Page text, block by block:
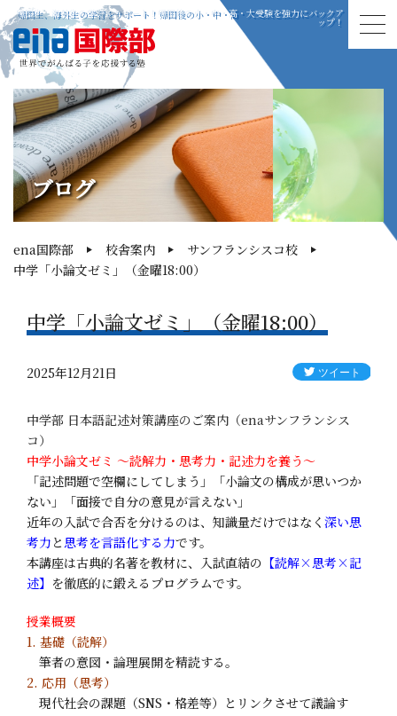
帰国生、海外生の学習をサポート！帰国後の小・中・高・大受験を強力にバックア
ップ！
ブログ
ena国際部 校舎案内
サンフランシスコ校
中学「小論文ゼミ」（金曜18:00）
中学「小論文ゼミ」（金曜18:00）
2025年12月21日
中学部 日本語記述対策講座のご案内（enaサンフランシス
コ）
中学小論文ゼミ ～読解力・思考力・記述力を養う～
「記述問題で空欄にしてしまう」「小論文の構成が思いつか
ない」「面接で自分の意見が言えない」
近年の入試で合否を分けるのは、知識量だけではなく 深い思
考力 と思考を言語化する力です。
本講座は古典的名著を教材に、入試直結の 【読解×思考×記
述】 を徹底的に鍛えるプログラムです。
授業概要
1. 基礎（読解）
筆者の意図・論理展開を精読する。
2. 応用（思考）
現代社会の課題（SNS・格差等）とリンクさせて議論す